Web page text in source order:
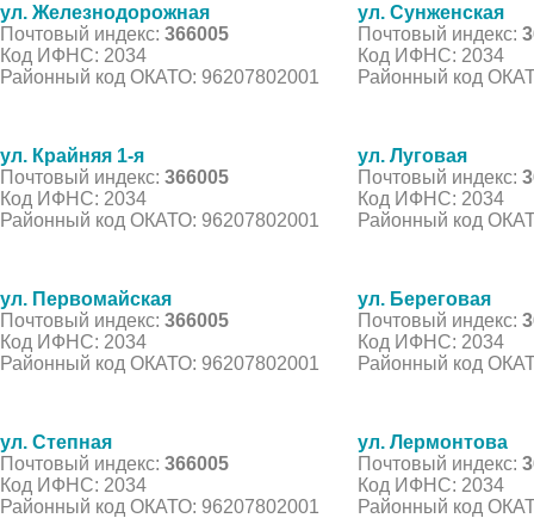
ул. Железнодорожная
Почтовый индекс: 366005
Код ИФНС: 2034
Районный код ОКАТО: 96207802001
ул. Сунженская
Почтовый индекс:
Код ИФНС: 2034
Районный код
ул. Крайняя 1-я
Почтовый индекс: 366005
Код ИФНС: 2034
Районный код ОКАТО: 96207802001
ул. Луговая
Почтовый индекс:
Код ИФНС: 2034
Районный код
ул. Первомайская
Почтовый индекс: 366005
Код ИФНС: 2034
Районный код ОКАТО: 96207802001
ул. Береговая
Почтовый индекс:
Код ИФНС: 2034
Районный код
ул. Степная
Почтовый индекс: 366005
Код ИФНС: 2034
Районный код ОКАТО: 96207802001
ул. Лермонтова
Почтовый индекс:
Код ИФНС: 2034
Районный код